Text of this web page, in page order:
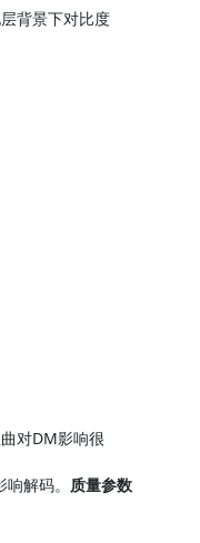
背景下对比度
对DM影响很
解码。 质量参数